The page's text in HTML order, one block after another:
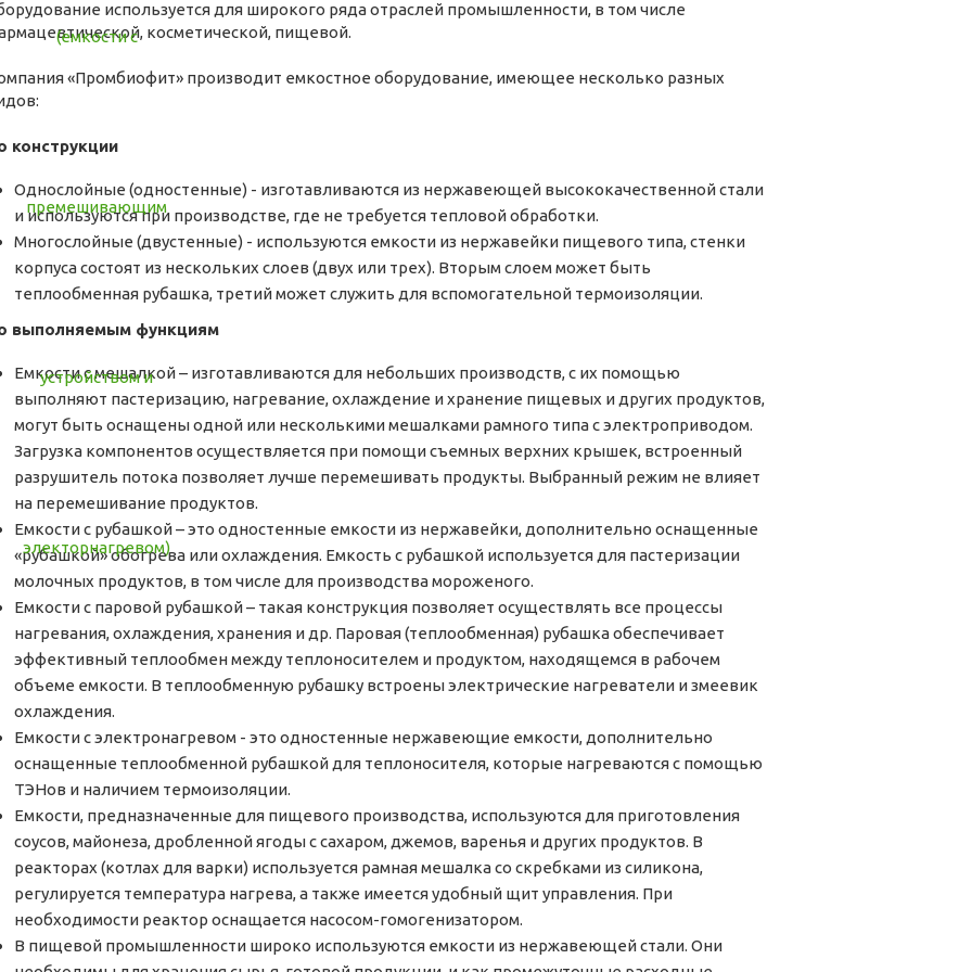
используется для широкого ряда отраслей промышленности, в том числе
косметической, пищевой.
«Промбиофит» производит емкостное оборудование, имеющее несколько разных
конструкции
Однослойные (одностенные) - изготавливаются из нержавеющей высококачественной стали
и используются при производстве, где не требуется тепловой обработки.
Многослойные (двустенные) - используются емкости из нержавейки пищевого типа, стенки
корпуса состоят из нескольких слоев (двух или трех). Вторым слоем может быть
теплообменная рубашка, третий может служить для вспомогательной термоизоляции.
выполняемым функциям
Емкости с мешалкой – изготавливаются для небольших производств, с их помощью
выполняют пастеризацию, нагревание, охлаждение и хранение пищевых и других продуктов,
могут быть оснащены одной или несколькими мешалками рамного типа с электроприводом.
Загрузка компонентов осуществляется при помощи съемных верхних крышек, встроенный
разрушитель потока позволяет лучше перемешивать продукты. Выбранный режим не влияет
на перемешивание продуктов.
Емкости с рубашкой – это одностенные емкости из нержавейки, дополнительно оснащенные
«рубашкой» обогрева или охлаждения. Емкость с рубашкой используется для пастеризации
молочных продуктов, в том числе для производства мороженого.
Емкости с паровой рубашкой – такая конструкция позволяет осуществлять все процессы
нагревания, охлаждения, хранения и др. Паровая (теплообменная) рубашка обеспечивает
эффективный теплообмен между теплоносителем и продуктом, находящемся в рабочем
объеме емкости. В теплообменную рубашку встроены электрические нагреватели и змеевик
охлаждения.
Емкости с электронагревом - это одностенные нержавеющие емкости, дополнительно
оснащенные теплообменной рубашкой для теплоносителя, которые нагреваются с помощью
ТЭНов и наличием термоизоляции.
Емкости, предназначенные для пищевого производства, используются для приготовления
соусов, майонеза, дробленной ягоды с сахаром, джемов, варенья и других продуктов. В
реакторах (котлах для варки) используется рамная мешалка со скребками из силикона,
регулируется температура нагрева, а также имеется удобный щит управления. При
необходимости реактор оснащается насосом-гомогенизатором.
В пищевой промышленности широко используются емкости из нержавеющей стали. Они